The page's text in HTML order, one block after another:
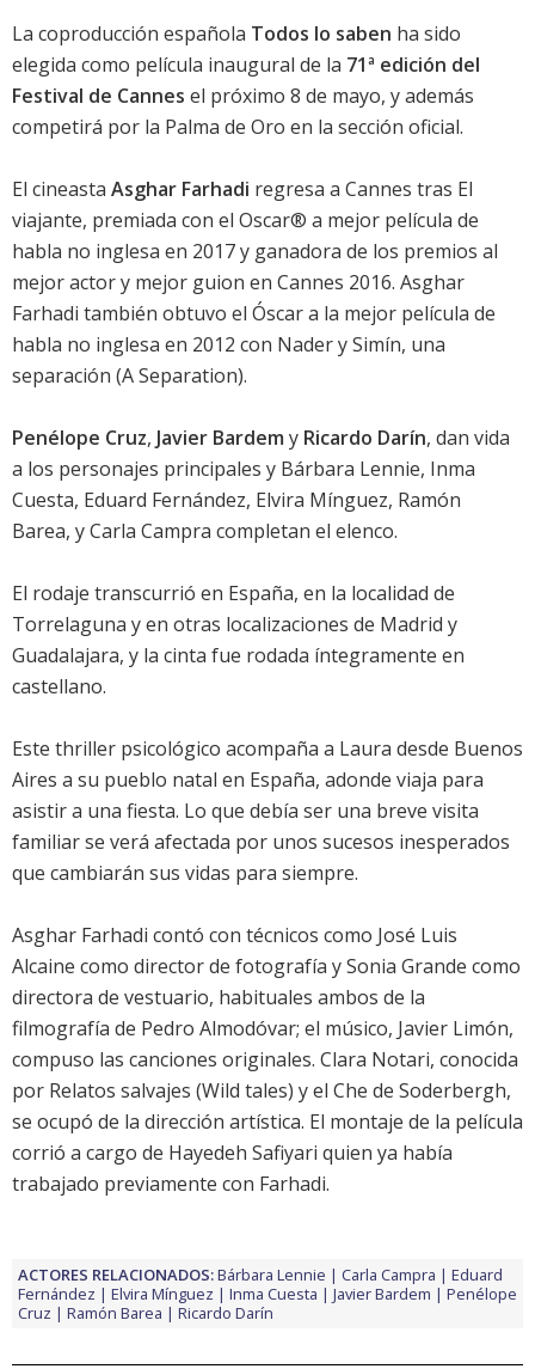
La coproducción española Todos lo saben ha sido
elegida como película inaugural de la 71ª edición del
Festival de Cannes el próximo 8 de mayo, y además
competirá por la Palma de Oro en la sección oficial.
El cineasta Asghar Farhadi regresa a Cannes tras El
viajante, premiada con el Oscar® a mejor película de
habla no inglesa en 2017 y ganadora de los premios al
mejor actor y mejor guion en Cannes 2016. Asghar
Farhadi también obtuvo el Óscar a la mejor película de
habla no inglesa en 2012 con Nader y Simín, una
separación (A Separation).
Penélope Cruz, Javier Bardem y Ricardo Darín, dan vida
a los personajes principales y Bárbara Lennie, Inma
Cuesta, Eduard Fernández, Elvira Mínguez, Ramón
Barea, yCarla Campra completan el elenco.
El rodaje transcurrió en España, en la localidad de
Torrelaguna y en otras localizaciones de Madrid y
Guadalajara, y la cinta fue rodada íntegramente en
castellano.
Este thriller psicológico acompaña a Laura desde Buenos
Aires a su pueblo natal en España, adonde viaja para
asistir a una fiesta. Lo que debía ser una breve visita
familiar se verá afectada por unos sucesos inesperados
que cambiarán sus vidas para siempre.
Asghar Farhadi contó con técnicos como José Luis
Alcaine como director de fotografía y Sonia Grande como
directora de vestuario, habituales ambos de la
filmografía de Pedro Almodóvar; el músico, Javier Limón,
compuso las canciones originales. Clara Notari, conocida
por Relatos salvajes (Wild tales) y el Che de Soderbergh,
se ocupó de la dirección artística. El montaje de la película
corrió a cargo de Hayedeh Safiyari quien ya había
trabajado previamente con Farhadi.
ACTORES RELACIONADOS:Bárbara Lennie Carla Campra
Eduard
Fernández
Elvira Mínguez Inma Cuesta Javier Bardem
Penélope
Cruz
Ramón Barea Ricardo Darín